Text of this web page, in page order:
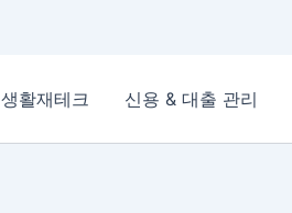
활재테크 신용 & 대출 관리